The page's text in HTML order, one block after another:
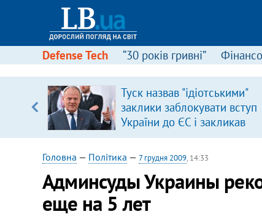
Defense Tech “30 років гривні”
Туск назвав "ідіотськими"
заклики заблокувати вступ
України до ЄС і закликав
припинити антиукраїнську
риторику
Головна — Політика — 7 грудня 2009, 14:33
Админсуды Украины
еще на 5 лет